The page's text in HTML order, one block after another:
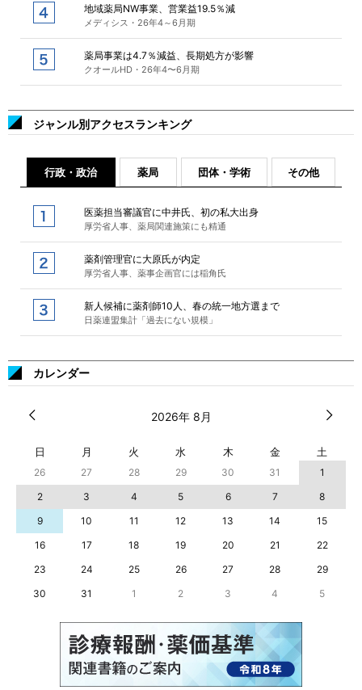
地域薬局NW事業、営業益19.5％減
メディシス・26年4～6月期
薬局事業は4.7％減益、長期処方が影響
クオールHD・26年4〜6月期
ジャンル別アクセスランキング
行政・政治 薬局 団体・学術 その他
医薬担当審議官に中井氏、初の私大出身
厚労省人事、薬局関連施策にも精通
薬剤管理官に大原氏が内定
厚労省人事、薬事企画官には稲角氏
新人候補に薬剤師10人、春の統一地方選まで
日薬連盟集計「過去にない規模」
カレンダー
2026年 8月
日 月 火 水 木 金 土
26 27 28 29 30 31
1
2
3 4 5 6 7
8
9
10 11 12 13 14
15
16
17 18 19 20 21
22
23
24 25 26 27 28
29
30
31 1 2 3 4 5